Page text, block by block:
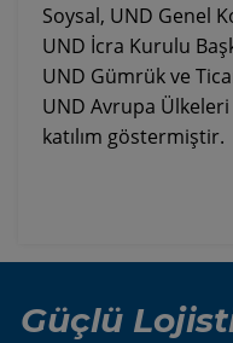
Soysal, UND Genel
UND İcra Kurulu
UND Gümrük ve
UND Avrupa
katılım göstermiştir.
Güçlü